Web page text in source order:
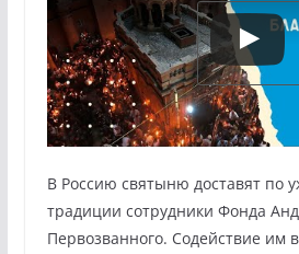
В Россию святыню доставят по
традиции сотрудники Фонда
Первозванного. Содействие им